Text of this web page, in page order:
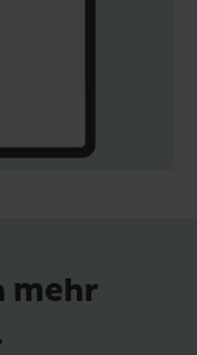
mehr